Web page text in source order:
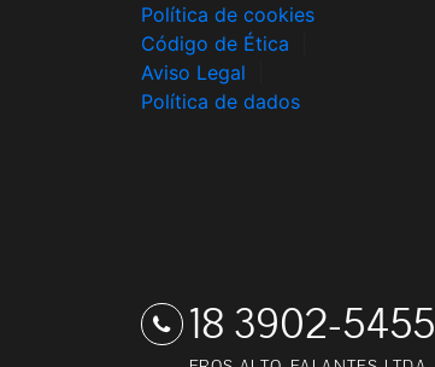
Política de cookies
Código de Ética
Aviso Legal
Política de dados
18 3902-5455